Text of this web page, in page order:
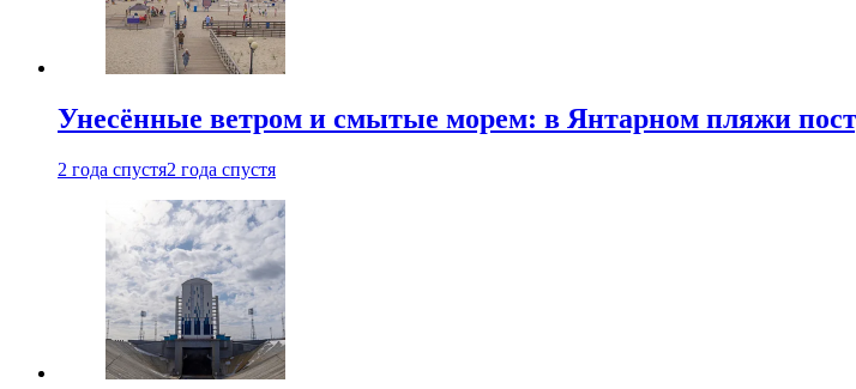
Унесённые ветром и смытые морем: в Янтарном пляжи
2 года спустя2 года спустя